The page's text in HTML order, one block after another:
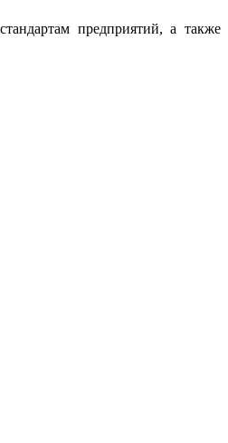
предприятий, а также